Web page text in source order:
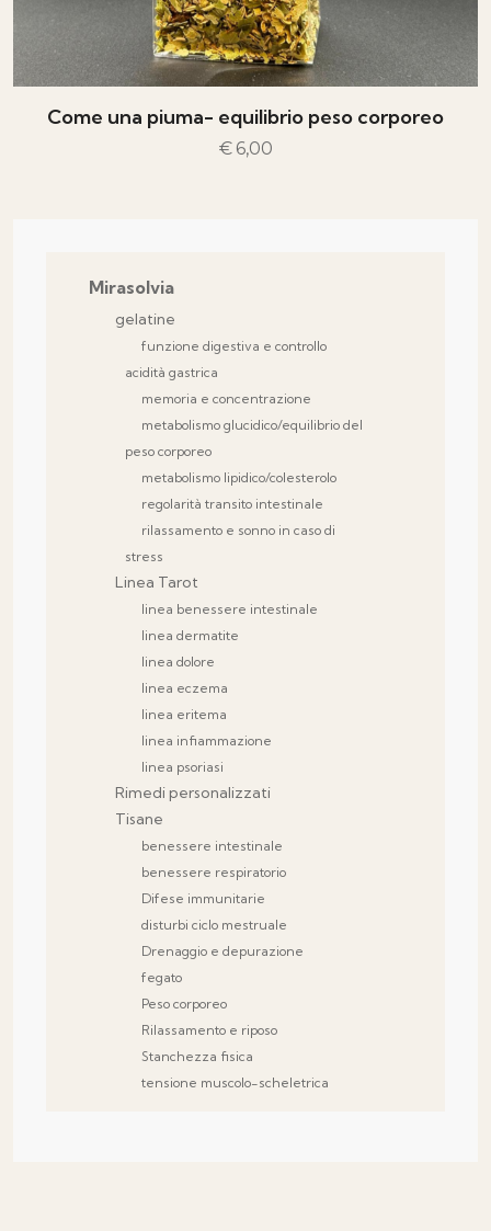
AGGIUNGI AL CARRELLO
Come una piuma- equilibrio peso corporeo
€ 6,00
Mirasolvia
gelatine
funzione digestiva e controllo
acidità gastrica
memoria e concentrazione
metabolismo glucidico/equilibrio del
peso corporeo
metabolismo lipidico/colesterolo
regolarità transito intestinale
rilassamento e sonno in caso di
stress
Linea Tarot
linea benessere intestinale
linea dermatite
linea dolore
linea eczema
linea eritema
linea infiammazione
linea psoriasi
Rimedi personalizzati
Tisane
benessere intestinale
benessere respiratorio
Difese immunitarie
disturbi ciclo mestruale
Drenaggio e depurazione
fegato
Peso corporeo
Rilassamento e riposo
Stanchezza fisica
tensione muscolo-scheletrica